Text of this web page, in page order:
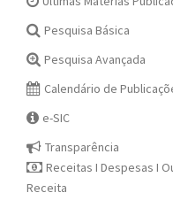
Pesquisa Básica
Pesquisa Avançada
Calendário de
e-SIC
Transparência
Receitas I Despesas I
Receita